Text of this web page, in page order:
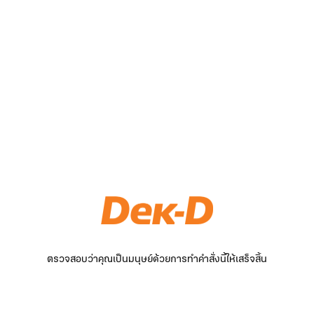
ตรวจสอบว่าคุณเป็นมนุษย์ด้วยการทำคำสั่งนี้ให้เสร็จสิ้น